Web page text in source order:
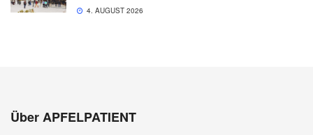
4. AUGUST 2026
Über APFELPATIENT